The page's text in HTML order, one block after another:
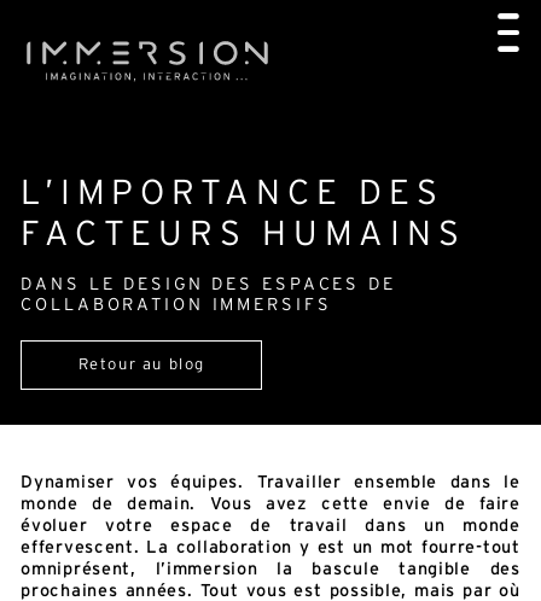
L’IMPORTANCE DES
FACTEURS HUMAINS
DANS LE DESIGN DES ESPACES DE
COLLABORATION IMMERSIFS
Retour au blog
Dynamiser vos équipes. Travailler ensemble dans le
monde de demain. Vous avez cette envie de faire
évoluer votre espace de travail dans un monde
effervescent. La collaboration y est un mot fourre-tout
omniprésent, l’immersion la bascule tangible des
prochaines années. Tout vous est possible, mais par où